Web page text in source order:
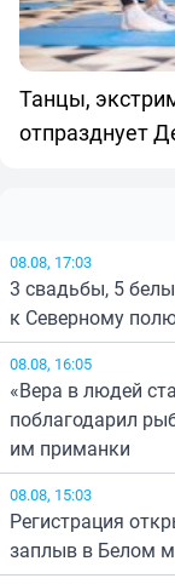
Танцы,
отпразднует
08.08, 17:03
3 свадьбы, 5
к Северному
08.08, 16:05
«Вера в людей
поблагодарил
им приманки
08.08, 15:03
Регистрация
заплыв в Белом